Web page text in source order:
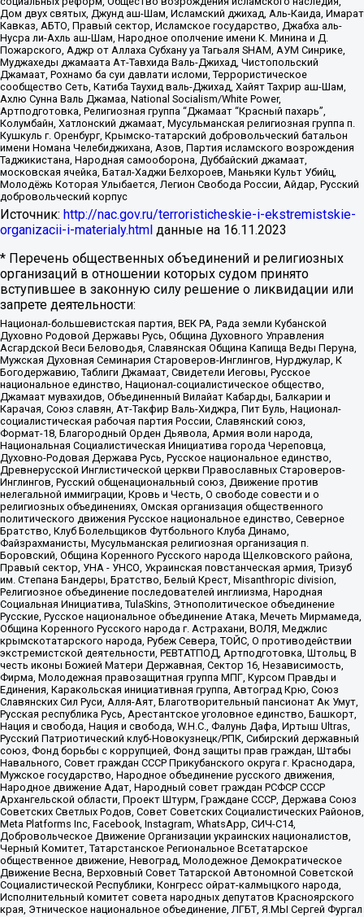
Дом двух святых, Джунд аш-Шам, Исламский джихад, Аль-Каида, Имарат
Кавказ, АБТО, Правый сектор, Исламское государство, Джабха аль-
Нусра ли-Ахль аш-Шам, Народное ополчение имени К. Минина и Д.
Пожарского, Аджр от Аллаха Субхану уа Тагьаля SHAM, АУМ Синрике,
Муджахеды джамаата Ат-Тавхида Валь-Джихад, Чистопольский
Джамаат, Рохнамо ба суи давлати исломи, Террористическое
сообщество Сеть, Катиба Таухид валь-Джихад, Хайят Тахрир аш-Шам,
Ахлю Сунна Валь Джамаа, National Socialism/White Power,
Артподготовка, Религиозная группа “Джамаат “Красный пахарь”,
Колумбайн, Хатлонский джамаат, Мусульманская религиозная группа п.
Кушкуль г. Оренбург, Крымско-татарский добровольческий батальон
имени Номана Челебиджихана, Азов, Партия исламского возрождения
Таджикистана, Народная самооборона, Дуббайский джамаат,
московская ячейка, Батал-Хаджи Белхороев, Маньяки Культ Убийц,
Молодёжь Которая Улыбается, Легион Свобода России, Айдар, Русский
добровольческий корпус
Источник: http://nac.gov.ru/terroristicheskie-i-ekstremistskie-
organizacii-i-materialy.html данные на 16.11.2023
* Перечень общественных объединений и религиозных
организаций в отношении которых судом принято
вступившее в законную силу решение о ликвидации или
запрете деятельности:
Национал-большевистская партия, ВЕК РА, Рада земли Кубанской
Духовно Родовой Державы Русь, Община Духовного Управления
Асгардской Веси Беловодья, Славянская Община Капища Веды Перуна,
Мужская Духовная Семинария Староверов-Инглингов, Нурджулар, К
Богодержавию, Таблиги Джамаат, Свидетели Иеговы, Русское
национальное единство, Национал-социалистическое общество,
Джамаат мувахидов, Объединенный Вилайат Кабарды, Балкарии и
Карачая, Союз славян, Ат-Такфир Валь-Хиджра, Пит Буль, Национал-
социалистическая рабочая партия России, Славянский союз,
Формат-18, Благородный Орден Дьявола, Армия воли народа,
Национальная Социалистическая Инициатива города Череповца,
Духовно-Родовая Держава Русь, Русское национальное единство,
Древнерусской Инглистической церкви Православных Староверов-
Инглингов, Русский общенациональный союз, Движение против
нелегальной иммиграции, Кровь и Честь, О свободе совести и о
религиозных объединениях, Омская организация общественного
политического движения Русское национальное единство, Северное
Братство, Клуб Болельщиков Футбольного Клуба Динамо,
Файзрахманисты, Мусульманская религиозная организация п.
Боровский, Община Коренного Русского народа Щелковского района,
Правый сектор, УНА - УНСО, Украинская повстанческая армия, Тризуб
им. Степана Бандеры, Братство, Белый Крест, Misanthropic division,
Религиозное объединение последователей инглиизма, Народная
Социальная Инициатива, TulaSkins, Этнополитическое объединение
Русские, Русское национальное объединение Атака, Мечеть Мирмамеда,
Община Коренного Русского народа г. Астрахани, ВОЛЯ, Меджлис
крымскотатарского народа, Рубеж Севера, ТОЙС, О противодействии
экстремистской деятельности, РЕВТАТПОД, Артподготовка, Штольц, В
честь иконы Божией Матери Державная, Сектор 16, Независимость,
Фирма, Молодежная правозащитная группа МПГ, Курсом Правды и
Единения, Каракольская инициативная группа, Автоград Крю, Союз
Славянских Сил Руси, Алля-Аят, Благотворительный пансионат Ак Умут,
Русская республика Русь, Арестантское уголовное единство, Башкорт,
Нация и свобода, Нация и свобода, W.H.С., Фалунь Дафа, Иртыш Ultras,
Русский Патриотический клуб-Новокузнецк/РПК, Сибирский державный
союз, Фонд борьбы с коррупцией, Фонд защиты прав граждан, Штабы
Навального, Совет граждан СССР Прикубанского округа г. Краснодара,
Мужское государство, Народное объединение русского движения,
Народное движение Адат, Народный совет граждан РСФСР СССР
Архангельской области, Проект Штурм, Граждане СССР, Держава Союз
Советских Светлых Родов, Совет Советских Социалистических Районов,
Meta Platforms Inc, Facebook, Instagram, WhatsApp, СИЧ-С14,
Добровольческое Движение Организации украинских националистов,
Черный Комитет, Татарстанское Региональное Всетатарское
общественное движение, Невоград, Молодежное Демократическое
Движение Весна, Верховный Совет Татарской Автономной Советской
Социалистической Республики, Конгресс ойрат-калмыцкого народа,
Исполнительный комитет совета народных депутатов Красноярского
края, Этническое национальное объединение, ЛГБТ, Я.МЫ Сергей Фургал